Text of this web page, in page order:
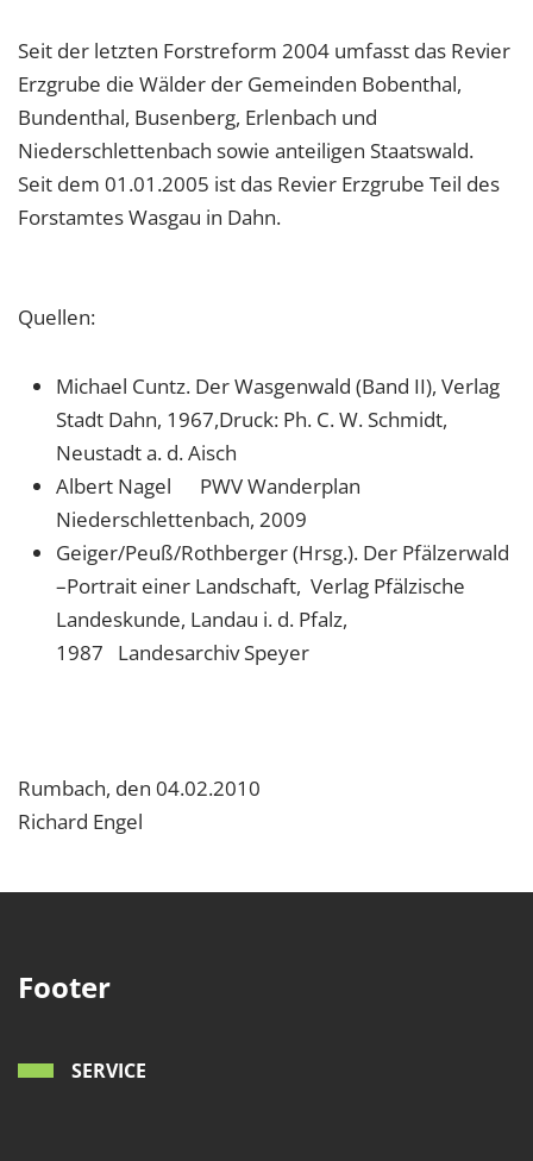
Seit der letzten Forstreform 2004 umfasst das Revier
Erzgrube die Wälder der Gemeinden Bobenthal,
Bundenthal, Busenberg, Erlenbach und
Niederschlettenbach sowie anteiligen Staatswald.
Seit dem 01.01.2005 ist das Revier Erzgrube Teil des
Forstamtes Wasgau in Dahn.
Quellen:
Michael Cuntz. Der Wasgenwald (Band II), Verlag
Stadt Dahn, 1967,Druck: Ph. C. W. Schmidt,
Neustadt a. d. Aisch
Albert Nagel PWV Wanderplan
Niederschlettenbach, 2009
Geiger/Peuß/Rothberger (Hrsg.). Der Pfälzerwald
–Portrait einer Landschaft, Verlag Pfälzische
Landeskunde, Landau i. d. Pfalz,
1987 Landesarchiv Speyer
Rumbach, den 04.02.2010
Richard Engel
Footer
SERVICE